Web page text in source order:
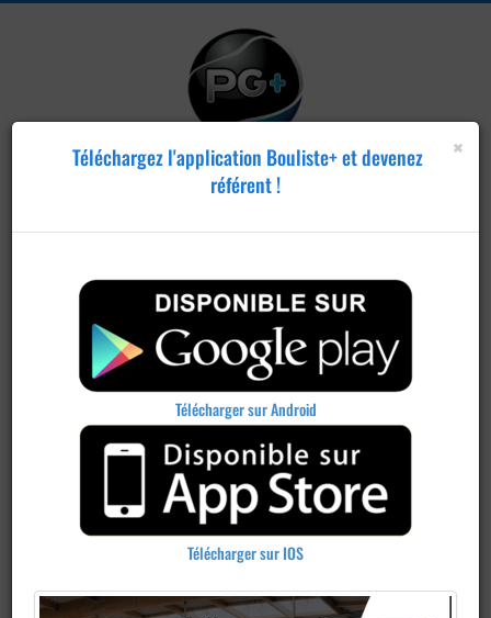
×
Téléchargez l'application Bouliste+ et devenez
référent !
Télécharger sur Android
Télécharger sur IOS